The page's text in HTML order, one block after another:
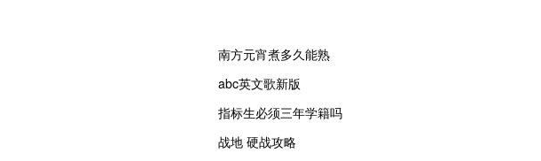
南方元宵煮多久能熟
abc英文歌新版
指标生必须三年学籍吗
战地 硬战攻略